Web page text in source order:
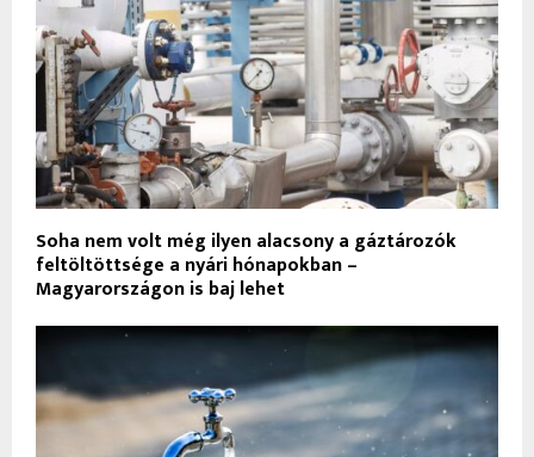
Soha nem volt még ilyen alacsony a gáztározók
feltöltöttsége a nyári hónapokban –
Magyarországon is baj lehet